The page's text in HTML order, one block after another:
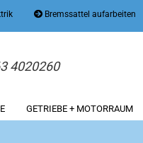
Bremssattel aufarbeiten
4020260
GETRIEBE + MOTORRAUM